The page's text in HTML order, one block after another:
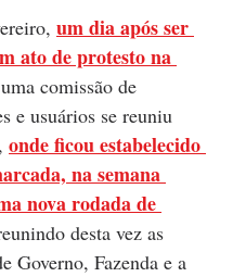
um dia após ser
ato de protesto na
comissão de
e usuários se reuniu
onde ficou estabelecido
na semana
nova rodada de
desta vez as
Governo, Fazenda e a